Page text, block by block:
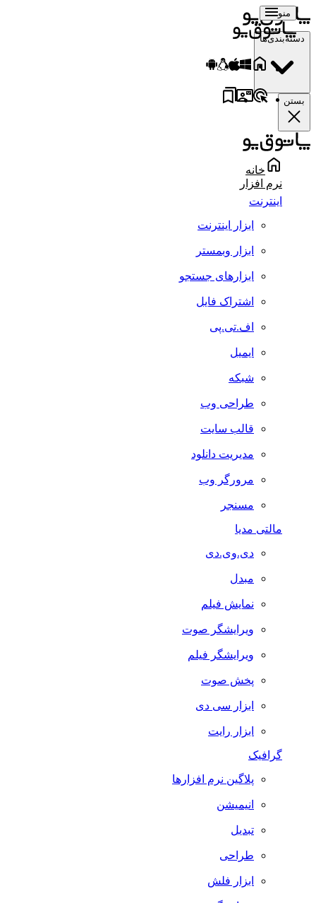
منو
دسته‌بندی‌ها
بستن
خانه
نرم افزار
اینترنت
ابزار اینترنت
ابزار وبمستر
ابزارهای جستجو
اشتراک فایل
اف.تی.پی
ایمیل
شبکه
طراحی وب
قالب سایت
مدیریت دانلود
مرورگر وب
مسنجر
مالتی مدیا
دی.وی.دی
مبدل
نمایش فیلم
ویرایشگر صوت
ویرایشگر فیلم
پخش صوت
ابزار سی دی
ابزار رایت
گرافیک
پلاگین نرم افزارها
انیمیشن
تبدیل
طراحی
ابزار فلش